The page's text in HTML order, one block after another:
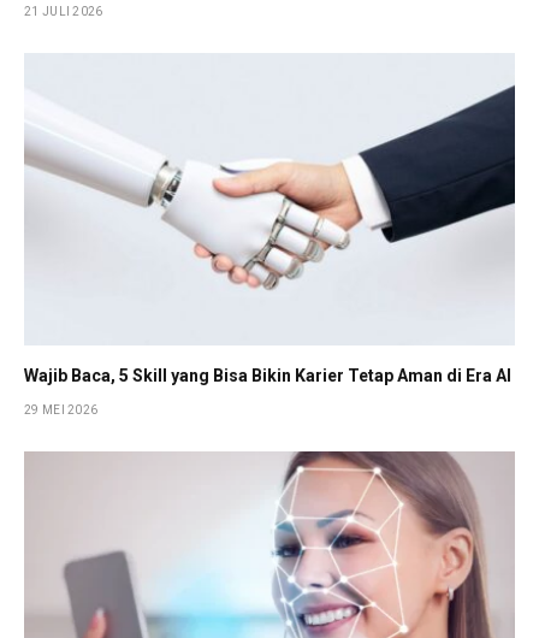
21 JULI 2026
Wajib Baca, 5 Skill yang Bisa Bikin Karier Tetap Aman di Era AI
29 MEI 2026